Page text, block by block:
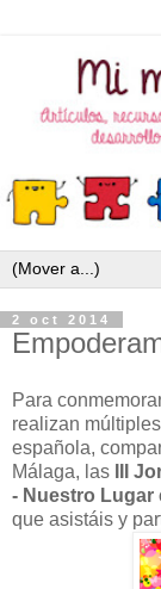
2 oct 2014
Para
realizan
española,
Málaga, las III
- Nuestro Lugar
que asistáis y